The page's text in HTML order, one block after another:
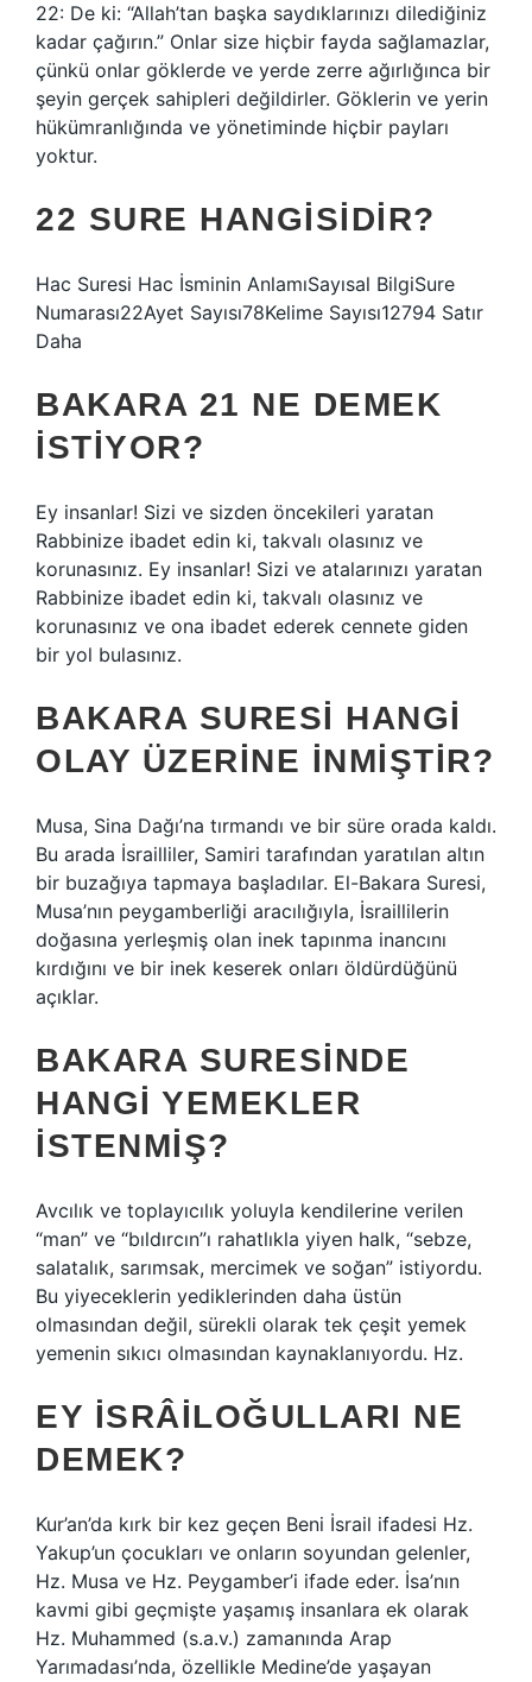
22: De ki: “Allah’tan başka saydıklarınızı dilediğiniz
kadar çağırın.” Onlar size hiçbir fayda sağlamazlar,
çünkü onlar göklerde ve yerde zerre ağırlığınca bir
şeyin gerçek sahipleri değildirler. Göklerin ve yerin
hükümranlığında ve yönetiminde hiçbir payları
yoktur.
22 SURE HANGISIDIR?
Hac Suresi Hac İsminin AnlamıSayısal BilgiSure
Numarası22Ayet Sayısı78Kelime Sayısı12794 Satır
Daha
BAKARA 21 NE DEMEK
ISTIYOR?
Ey insanlar! Sizi ve sizden öncekileri yaratan
Rabbinize ibadet edin ki, takvalı olasınız ve
korunasınız. Ey insanlar! Sizi ve atalarınızı yaratan
Rabbinize ibadet edin ki, takvalı olasınız ve
korunasınız ve ona ibadet ederek cennete giden
bir yol bulasınız.
BAKARA SURESI HANGI
OLAY ÜZERINE INMIŞTIR?
Musa, Sina Dağı’na tırmandı ve bir süre orada kaldı.
Bu arada İsrailliler, Samiri tarafından yaratılan altın
bir buzağıya tapmaya başladılar. El-Bakara Suresi,
Musa’nın peygamberliği aracılığıyla, İsraillilerin
doğasına yerleşmiş olan inek tapınma inancını
kırdığını ve bir inek keserek onları öldürdüğünü
açıklar.
BAKARA SURESINDE
HANGI YEMEKLER
ISTENMIŞ?
Avcılık ve toplayıcılık yoluyla kendilerine verilen
“man” ve “bıldırcın”ı rahatlıkla yiyen halk, “sebze,
salatalık, sarımsak, mercimek ve soğan” istiyordu.
Bu yiyeceklerin yediklerinden daha üstün
olmasından değil, sürekli olarak tek çeşit yemek
yemenin sıkıcı olmasından kaynaklanıyordu. Hz.
EY İSRÂILOĞULLARI NE
DEMEK?
Kur’an’da kırk bir kez geçen Beni İsrail ifadesi Hz.
Yakup’un çocukları ve onların soyundan gelenler,
Hz. Musa ve Hz. Peygamber’i ifade eder. İsa’nın
kavmi gibi geçmişte yaşamış insanlara ek olarak
Hz. Muhammed (s.a.v.) zamanında Arap
Yarımadası’nda, özellikle Medine’de yaşayan